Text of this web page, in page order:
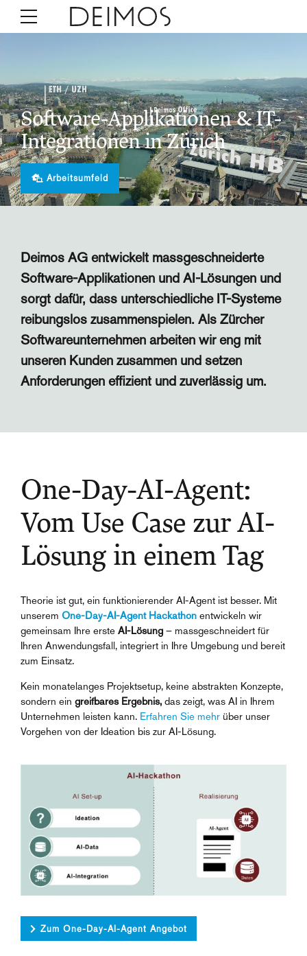
Software-Applikationen & IT-
Integrationen in Zürich
Arbeitsumfeld
Deimos AG entwickelt massgeschneiderte
Software-Applikationen und AI-Lösungen und
sorgt dafür, dass unterschiedliche IT-Systeme
reibungslos zusammenspielen. Als Zürcher
Softwareunternehmen arbeiten wir eng mit
unseren Kunden zusammen und setzen
Anforderungen effizient und zuverlässig um.
One-Day-AI-Agent:
Vom Use Case zur AI-
Lösung in einem Tag
Theorie ist gut, ein funktionierender AI-Agent ist besser. Mit
unserem One-Day-AI-Agent Hackathon entwickeln wir
gemeinsam Ihre erste AI-Lösung – massgeschneidert für
Ihren Anwendungsfall, integriert in Ihre Umgebung und bereit
zum Einsatz.
Kein monatelanges Projektsetup, keine abstrakten Konzepte,
sondern ein greifbares Ergebnis, das zeigt, was AI in Ihrem
Unternehmen leisten kann. Erfahren Sie mehr über unser
Vorgehen von der Ideation bis zur AI-Lösung.
Zum One-Day-AI-Agent Angebot